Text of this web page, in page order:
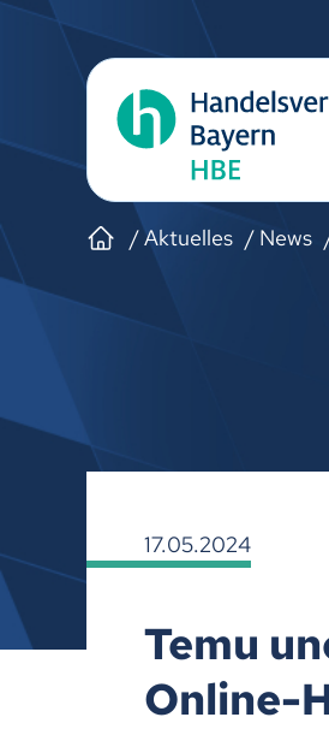
Aktuelles News
17.05.2024
Temu
Online-